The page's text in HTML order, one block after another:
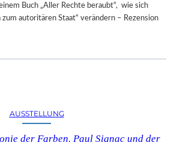
Buch „Aller Rechte beraubt“, wie sich
autoritären Staat“ verändern – Rezension
AUSSTELLUNG
der Farben. Paul Signac und der